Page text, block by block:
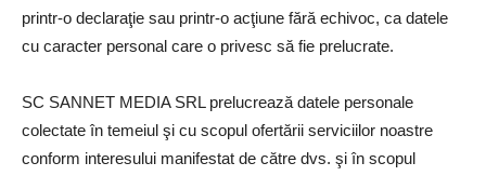
printr-o declaraţie sau printr-o acţiune fără echivoc, ca datele
cu caracter personal care o privesc să fie prelucrate.
SC SANNET MEDIA SRL prelucrează datele personale
colectate în temeiul şi cu scopul ofertării serviciilor noastre
conform interesului manifestat de către dvs. şi în scopul